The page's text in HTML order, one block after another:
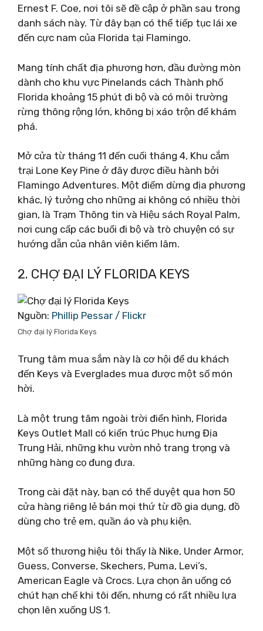
Ernest F. Coe, nơi tôi sẽ đề cập ở phần sau trong
danh sách này. Từ đây bạn có thể tiếp tục lái xe
đến cực nam của Florida tại Flamingo.
Mang tính chất địa phương hơn, đầu đường mòn
dành cho khu vực Pinelands cách Thành phố
Florida khoảng 15 phút đi bộ và có môi trường
rừng thông rộng lớn, không bị xáo trộn để khám
phá.
Mở cửa từ tháng 11 đến cuối tháng 4, Khu cắm
trại Lone Key Pine ở đây được điều hành bởi
Flamingo Adventures. Một điểm dừng địa phương
khác, lý tưởng cho những ai không có nhiều thời
gian, là Trạm Thông tin và Hiệu sách Royal Palm,
nơi cung cấp các buổi đi bộ và trò chuyện có sự
hướng dẫn của nhân viên kiểm lâm.
2. CHỢ ĐẠI LÝ FLORIDA KEYS
Nguồn: Phillip Pessar / Flickr
Chợ đại lý Florida Keys
Trung tâm mua sắm này là cơ hội để du khách
đến Keys và Everglades mua được một số món
hời.
Là một trung tâm ngoài trời điển hình, Florida
Keys Outlet Mall có kiến ​​trúc Phục hưng Địa
Trung Hải, những khu vườn nhỏ trang trọng và
những hàng cọ đung đưa.
Trong cài đặt này, bạn có thể duyệt qua hơn 50
cửa hàng riêng lẻ bán mọi thứ từ đồ gia dụng, đồ
dùng cho trẻ em, quần áo và phụ kiện.
Một số thương hiệu tôi thấy là Nike, Under Armor,
Guess, Converse, Skechers, Puma, Levi’s,
American Eagle và Crocs. Lựa chọn ăn uống có
chút hạn chế khi tôi đến, nhưng có rất nhiều lựa
chọn lên xuống US 1.